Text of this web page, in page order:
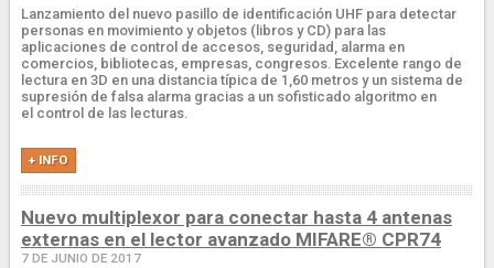
Lanzamiento del nuevo pasillo de identificación UHF para detectar
personas en movimiento y objetos (libros y CD) para las
aplicaciones de control de accesos, seguridad, alarma en
comercios, bibliotecas, empresas, congresos. Excelente rango de
lectura en 3D en una distancia típica de 1,60 metros y un sistema de
supresión de falsa alarma gracias a un sofisticado algoritmo en
el control de las lecturas.
+ INFO
Nuevo multiplexor para conectar hasta 4 antenas
externas en el lector avanzado MIFARE® CPR74
7 DE JUNIO DE 2017